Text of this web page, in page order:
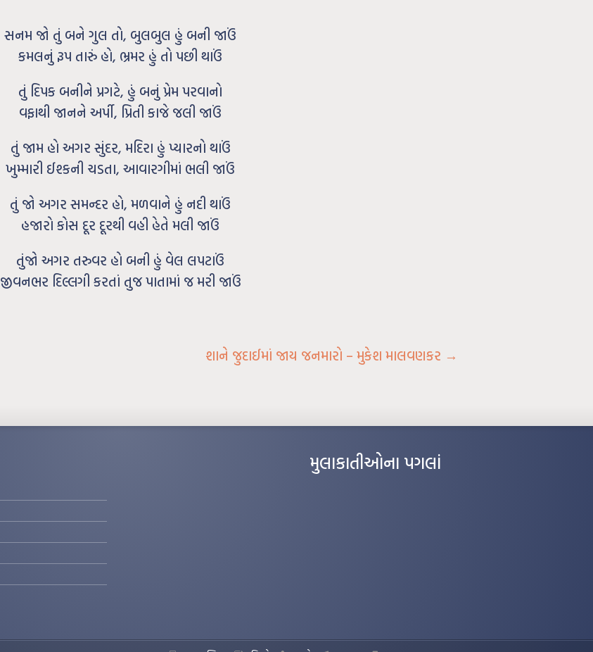
સનમ જો તું બને ગુલ તો, બુલબુલ હું બની જાઉં
કમલનું રૂપ તારું હો, ભ્રમર હું તો પછી થાઉં
તું દિપક બનીને પ્રગટે, હું બનું પ્રેમ પરવાનો
વફાથી જાનને અર્પી, પ્રિતી કાજે જલી જાઉં
તું જામ હો અગર સુંદર, મદિરા હું પ્યારનો થાઉં
ખુમ્મારી ઈશ્કની ચડતા, આવારગીમાં ભલી જાઉં
તું જો અગર સમન્દર હો, મળવાને હું નદી થાઉં
હજારો કોસ દૂર દૂરથી વહી હેતે મલી જાઉં
તુંજો અગર તરુવર હો બની હું વેલ લપટાઉં
જીવનભર દિલ્લગી કરતાં તુજ પાતામાં જ મરી જાઉં
શાને જુદાઈમાં જાય જનમારો – મુકેશ માલવણકર →
મુલાકાતીઓના પગલાં